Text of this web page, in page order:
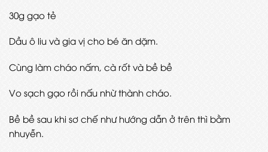
30g gạo tẻ
Dầu ô liu và gia vị cho bé ăn dặm.
Cùng làm cháo nấm, cà rốt và bề bề
Vo sạch gạo rồi nấu nhừ thành cháo.
Bề bề sau khi sơ chế như hướng dẫn ở trên thì bằm
nhuyễn.